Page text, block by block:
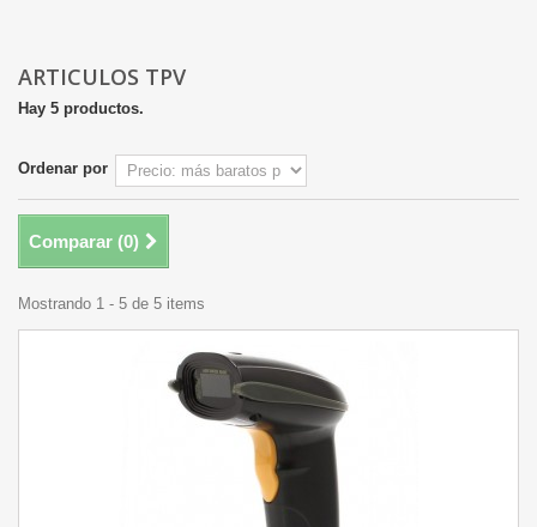
ARTICULOS TPV
Hay 5 productos.
Ordenar por
Comparar (0)
Mostrando 1 - 5 de 5 items